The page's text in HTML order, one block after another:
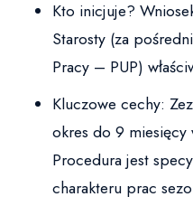
Kto inicjuje?
Starosty (za
Pracy – PUP)
Kluczowe cechy:
okres do 9
Procedura jest
charakteru prac